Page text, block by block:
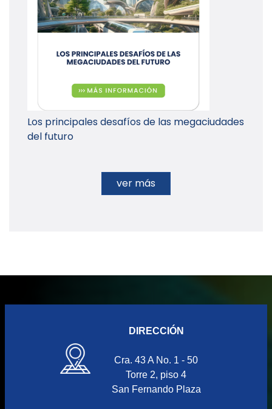
Los principales desafíos de las megaciudades
del futuro
ver más
DIRECCIÓN
Cra. 43 A No. 1 - 50
Torre 2, piso 4
San Fernando Plaza